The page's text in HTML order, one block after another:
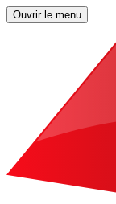
Ouvrir le menu